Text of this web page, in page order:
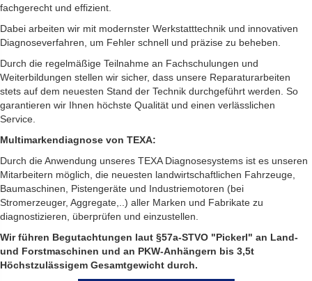
fachgerecht und effizient.
Dabei arbeiten wir mit modernster Werkstatttechnik und innovativen
Diagnoseverfahren, um Fehler schnell und präzise zu beheben.
Durch die regelmäßige Teilnahme an Fachschulungen und
Weiterbildungen stellen wir sicher, dass unsere Reparaturarbeiten
stets auf dem neuesten Stand der Technik durchgeführt werden. So
garantieren wir Ihnen höchste Qualität und einen verlässlichen
Service.
Multimarkendiagnose von TEXA:
Durch die Anwendung unseres TEXA Diagnosesystems ist es unseren
Mitarbeitern möglich, die neuesten landwirtschaftlichen Fahrzeuge,
Baumaschinen, Pistengeräte und Industriemotoren (bei
Stromerzeuger, Aggregate,..) aller Marken und Fabrikate zu
diagnostizieren, überprüfen und einzustellen.
Wir führen Begutachtungen laut §57a-STVO "Pickerl" an Land-
und Forstmaschinen und an PKW-Anhängern bis 3,5t
Höchstzulässigem Gesamtgewicht durch.